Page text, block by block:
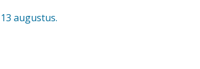
augustus.